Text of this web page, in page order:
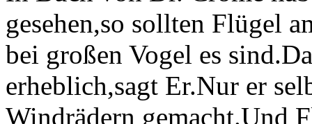
gesehen,so sollten Flügel
bei großen Vogel es
erheblich,sagt Er.Nur er
Windrädern gemacht.Und